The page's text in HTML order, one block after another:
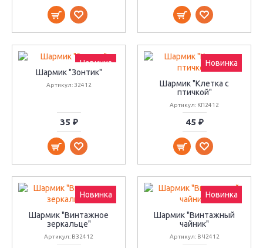
Новинка
Шармик "Зонтик"
Артикул: З2412
35 ₽
Новинка
Шармик "Клетка с
птичкой"
Артикул: КП2412
45 ₽
Новинка
Шармик "Винтажное
зеркальце"
Артикул: ВЗ2412
Новинка
Шармик "Винтажный
чайник"
Артикул: ВЧ2412